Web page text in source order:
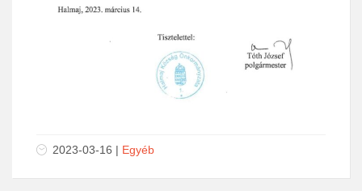
2023-03-16 | Egyéb